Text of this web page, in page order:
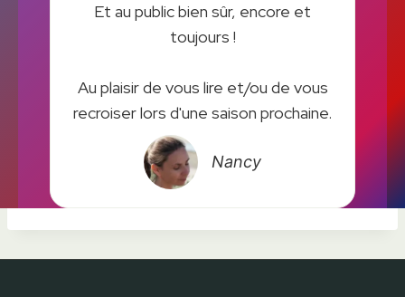
Et au public bien sûr, encore et
toujours !
Au plaisir de vous lire et/ou de vous
recroiser lors d'une saison prochaine.
Nancy